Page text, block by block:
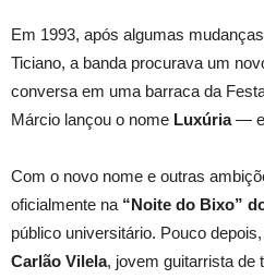
Em 1993, após algumas
Ticiano, a banda procurava um
conversa em uma barraca da
Márcio lançou o nome Luxúria— e
Com o novo nome e outras
oficialmente na “Noite do Bixo”
público universitário. Pouco
Carlão Vilela, jovem guitarrista de